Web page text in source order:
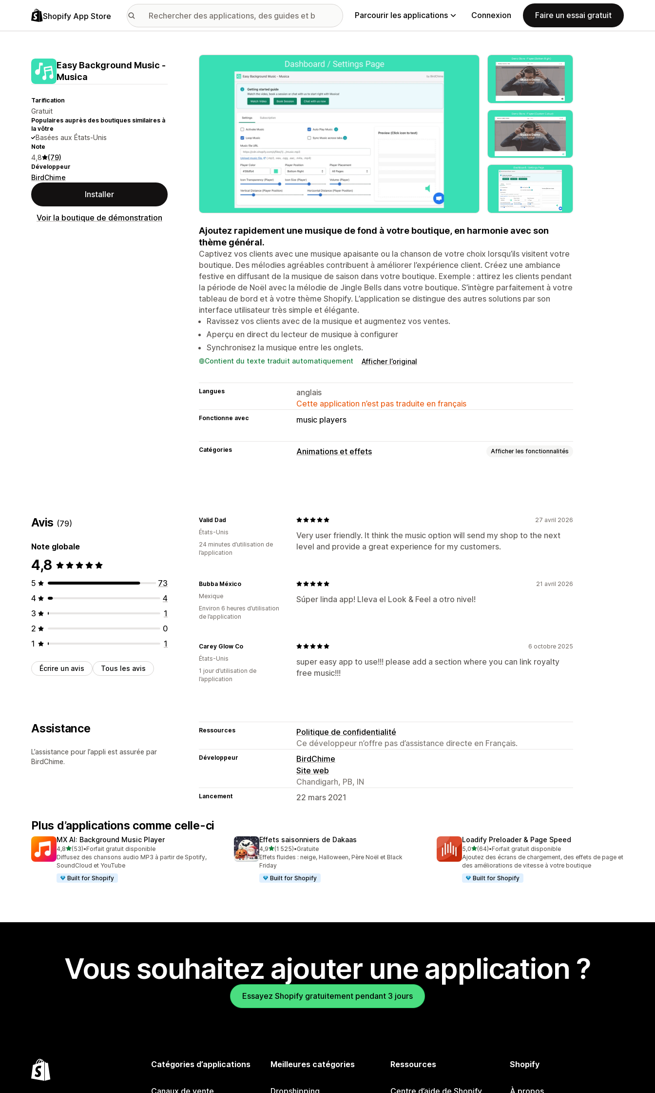
Shopify App Store Parcourir les applications Connexion Faire un essai gratuit
Easy Background Music ‑
Musica
Tarification
Gratuit
Populaires auprès des boutiques similaires à
la vôtre
Basées aux États-Unis
Note
4,8 (79)
Développeur
BirdChime
Installer
Voir la boutique de démonstration
Galerie d’images vedette
Ajoutez rapidement une musique de fond à votre boutique, en harmonie avec son
thème général.
Captivez vos clients avec une musique apaisante ou la chanson de votre choix lorsqu’ils visitent votre
boutique. Des mélodies agréables contribuent à améliorer l’expérience client. Créez une ambiance
festive en diffusant de la musique de saison dans votre boutique. Exemple : attirez les clients pendant
la période de Noël avec la mélodie de Jingle Bells dans votre boutique. S’intègre parfaitement à votre
tableau de bord et à votre thème Shopify. L’application se distingue des autres solutions par son
interface utilisateur très simple et élégante.
Ravissez vos clients avec de la musique et augmentez vos ventes.
Aperçu en direct du lecteur de musique à configurer
Synchronisez la musique entre les onglets.
Contient du texte traduit automatiquement Afficher l’original
Langues
anglais
Cette application n’est pas traduite en français
Fonctionne avec music players
Catégories Animations et effets Afficher les fonctionnalités
Automne
Printemps
Été
Saint-Valentin Hiver Promotions Événements personnalisés
Avis (79)
Note globale
4,8
5
73
4
4
3
1
2
0
1
1
Écrire un avis Tous les avis
27 avril 2026
Very user friendly. It think the music option will send my shop to the next
level and provide a great experience for my customers.
Valid Dad
États-Unis
24 minutes d’utilisation de
l’application
21 avril 2026
Súper linda app! Lleva el Look & Feel a otro nivel!
Bubba México
Mexique
Environ 6 heures d’utilisation
de l’application
6 octobre 2025
super easy app to use!!! please add a section where you can link royalty
free music!!!
Carey Glow Co
États-Unis
1 jour d’utilisation de
l’application
Assistance
L’assistance pour l’appli est assurée par
BirdChime.
Ressources
Politique de confidentialité
Ce développeur n’offre pas d’assistance directe en Français.
Développeur
BirdChime
Site web
Chandigarh, PB, IN
Lancement 22 mars 2021
Plus d’applications comme celle-ci
MX AI: Background Music Player
4,8étoile(s) sur 5
(53)
53 avis au total
•Forfait gratuit disponible
Diffusez des chansons audio MP3 à partir de Spotify,
SoundCloud et YouTube
Built for Shopify
Effets saisonniers de Dakaas
4,9étoile(s) sur 5
(1 525)
1525 avis au total
•Gratuite
Effets fluides : neige, Halloween, Père Noël et Black
Friday
Built for Shopify
Loadify Preloader & Page Speed
5,0étoile(s) sur 5
(64)
64 avis au total
•Forfait gratuit disponible
Ajoutez des écrans de chargement, des effets de page et
des améliorations de vitesse à votre boutique
Built for Shopify
Vous souhaitez ajouter une application ?
Essayez Shopify gratuitement pendant 3 jours
Catégories d’applications Meilleures catégories Ressources Shopify